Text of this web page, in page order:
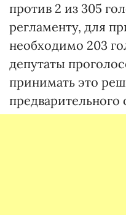
против 2 из 305
регламенту, для
необходимо 203
депутаты
принимать это